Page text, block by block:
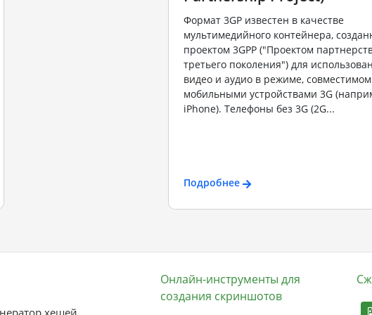
Формат 3GP известен в качестве
мультимедийного контейнера,
проектом 3GPP ("Проектом
третьего поколения") для
видео и аудио в режиме, совместимом
мобильными устройствами 3G
iPhone). Телефоны без 3G (2G...
Подробнее
хешей
Онлайн-инструменты для
создания скриншотов